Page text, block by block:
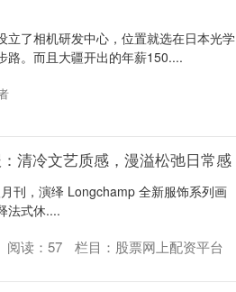
立了相机研发中心，位置就选在日本光学
路。而且大疆开出的年薪150....
清冷文艺质感，漫溢松弛日常感
刊，演绎 Longchamp 全新服饰系列画
法式休....
阅读： 57 栏目： 股票网上配资平台